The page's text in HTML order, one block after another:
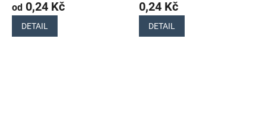
od 0,24 Kč
DETAIL
0,24 Kč
DETAIL